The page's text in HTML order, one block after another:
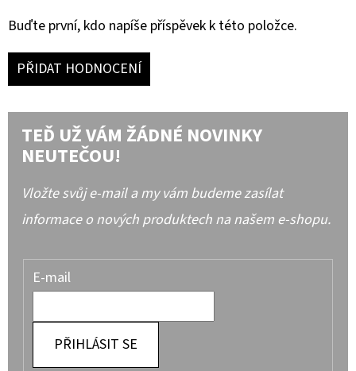
Buďte první, kdo napíše příspěvek k této položce.
PŘIDAT HODNOCENÍ
TEĎ UŽ VÁM ŽÁDNÉ NOVINKY
NEUTEČOU!
Vložte svůj e-mail a my vám budeme zasílat
informace o nových produktech na našem e-shopu.
E-mail
PŘIHLÁSIT SE